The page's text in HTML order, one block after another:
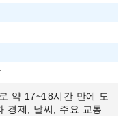
약 17~18시간 만에 도
경제, 날씨, 주요 교통